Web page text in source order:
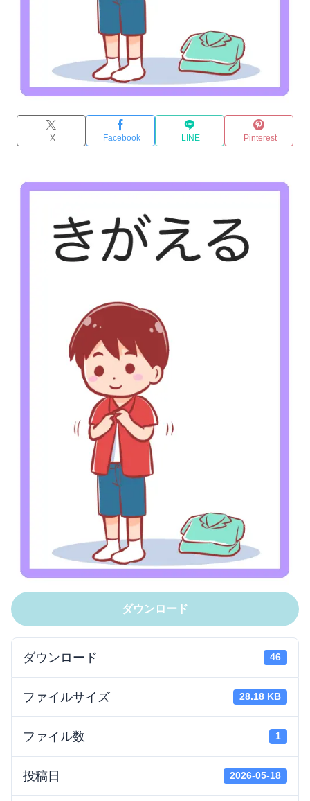
X Facebook LINE Pinterest
ダウンロード
ダウンロード 46
ファイルサイズ 28.18 KB
ファイル数 1
投稿日 2026-05-18